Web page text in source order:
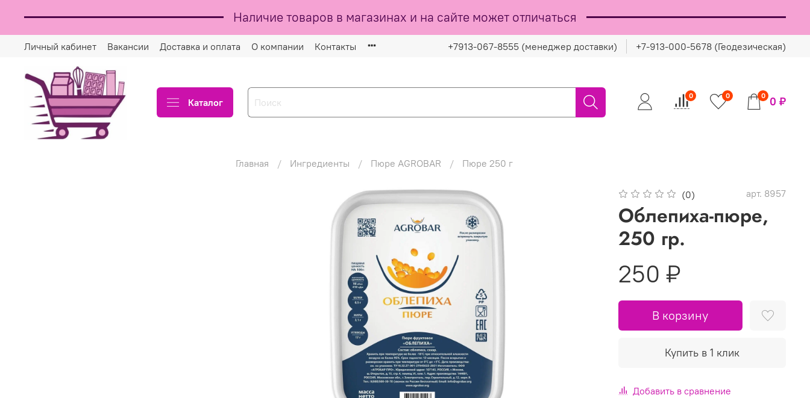
Наличие товаров в магазинах и на сайте может отличаться
Личный кабинет Вакансии Доставка и оплата О компании Контакты +7913-067-8555 (менеджер доставки) +7-913-000-5678 (Геодезическая)
Каталог
0 0 0 0 ₽
Главная Ингредиенты Пюре AGROBAR Пюре 250 г
(0) арт. 8957
Облепиха-пюре,
250 гр.
250 ₽
В корзину
Купить в 1 клик
Добавить в сравнение